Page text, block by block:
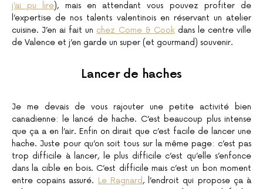
j’ai pu lire), mais en attendant vous pouvez profiter de
l’expertise de nos talents valentinois en réservant un atelier
cuisine. J’en ai fait un chez Come & Cookdans le centre ville
de Valence et j’en garde un super (et gourmand) souvenir.
Lancer de haches
Je me devais de vous rajouter une petite activité bien
canadienne: le lancé de hache. C’est beaucoup plus intense
que ça a en l’air. Enfin on dirait que c’est facile de lancer une
hache. Juste pour qu’on soit tous sur la même page: c’est pas
trop difficile à lancer, le plus difficile c’est qu’elle s’enfonce
dans la cible en bois. C’est difficile mais c’est un bon moment
entre copains assuré. Le Ragnard, l’endroit qui propose ça à